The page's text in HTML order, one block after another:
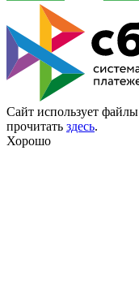
Сайт использует файлы
прочитать здесь.
Хорошо